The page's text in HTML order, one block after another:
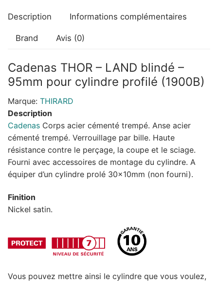
Description Informations complémentaires
Brand Avis (0)
Cadenas THOR – LAND blindé –
95mm pour cylindre profilé (1900B)
Marque: THIRARD
Description
Cadenas Corps acier cémenté trempé. Anse acier
cémenté trempé. Verrouillage par bille. Haute
résistance contre le perçage, la coupe et le sciage.
Fourni avec accessoires de montage du cylindre. A
équiper d’un cylindre prolé 30x10mm (non fourni).
Finition
Nickel satin.
Vous pouvez mettre ainsi le cylindre que vous voulez,